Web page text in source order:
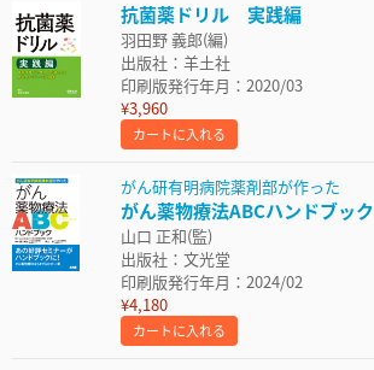
抗菌薬ドリル 実践編
羽田野 義郎(編)
出版社：羊土社
印刷版発行年月：2020/03
¥3,960
カートに入れる
がん研有明病院薬剤部が作った
がん薬物療法ABCハンドブック
山口 正和(監)
出版社：文光堂
印刷版発行年月：2024/02
¥4,180
カートに入れる